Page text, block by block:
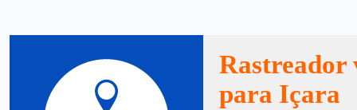
Rastreador
para Içara